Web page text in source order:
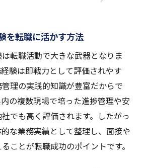
を転職に活かす方法
転職活動で大きな武器となりま
験は即戦力として評価されやす
理の実践的知識が豊富だからで
の複数現場で培った進捗管理や安
でも高く評価されます。したがっ
な業務実績として整理し、面接や
ことが転職成功のポイントです。